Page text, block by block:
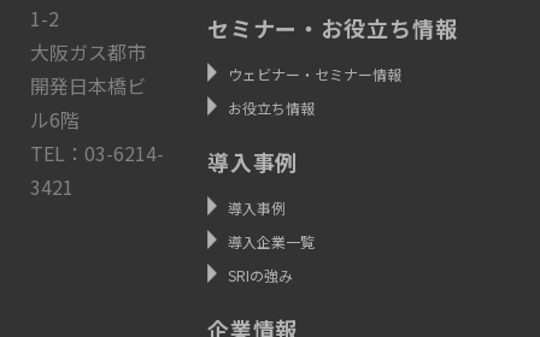
1-2
大阪ガス都市
開発日本橋ビ
ル6階
TEL：03-6214-
3421
セミナー・お役立ち情報
ウェビナー・セミナー情報
お役立ち情報
導入事例
導入事例
導入企業一覧
SRIの強み
企業情報